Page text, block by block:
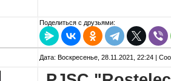
Поделиться с друзьями:
Дата: Воскресенье, 28.11.2021, 22:24 |